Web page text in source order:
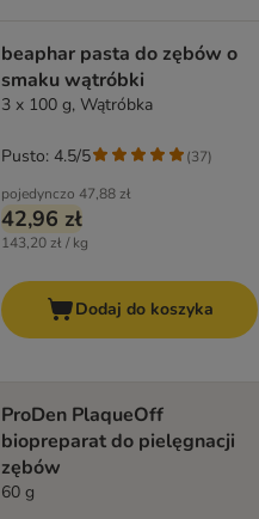
beaphar pasta do zębów o
smaku wątróbki
3 x 100 g, Wątróbka
pojedynczo 47,88 zł
42,96 zł
143,20 zł / kg
Pusto: 4.5/5 (37)
Dodaj do koszyka
ProDen PlaqueOff
biopreparat do pielęgnacji
zębów
60 g